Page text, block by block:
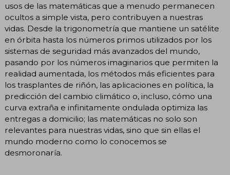
usos de las matemáticas que a menudo permanecen
ocultos a simple vista, pero contribuyen a nuestras
vidas. Desde la trigonometría que mantiene un satélite
en órbita hasta los números primos utilizados por los
sistemas de seguridad más avanzados del mundo,
pasando por los números imaginarios que permiten la
realidad aumentada, los métodos más eficientes para
los trasplantes de riñón, las aplicaciones en política, la
predicción del cambio climático o, incluso, cómo una
curva extraña e infinitamente ondulada optimiza las
entregas a domicilio; las matemáticas no solo son
relevantes para nuestras vidas, sino que sin ellas el
mundo moderno como lo conocemos se
desmoronaría.